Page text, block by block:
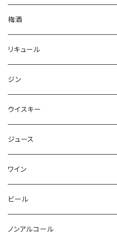
梅酒
リキュール
ジン
ウイスキー
ジュース
ワイン
ビール
ノンアルコール